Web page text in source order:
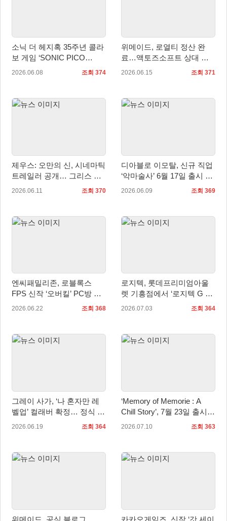
소닉 더 헤지혹 35주년 콜라
보 게임 ‘SONIC PICO
PARK’ 공개
2026.06.08 조회 374
위메이드, 로열티 정산 완
료…액토즈소프트 상대 로
열티 지급 청구 소송 취하
2026.06.15 조회 371
제우스: 오만의 신, 시네마틱
트레일러 공개… 그리스 신
화 기반 서사 예고
2026.06.11 조회 370
디아블로 이모탈, 신규 직업
‘악마술사’ 6월 17일 출시 및
시네마틱 트레일러 공개
2026.06.09 조회 369
엔씨패밀리존, 로블록스
FPS 신작 ‘오버킬’ PC방 서
비스 시작
2026.06.22 조회 368
로지텍, 롯데프리미엄아울
렛 기흥점에서 ‘로지텍 G 팝
업 스토어’ 오픈!
2026.07.03 조회 364
그레이 사가, ‘나 혼자만 레
벨업’ 컬래버 확정… 정식 출
시와 함께 콘텐츠 공개
2026.06.19 조회 364
‘Memory of Memorie : A
Chill Story’, 7월 23일 출시…
한국어 체험판 배포
2026.07.10 조회 363
위메이드, 공식 블로그 카카오게임즈, 신작 ‘갓 세이